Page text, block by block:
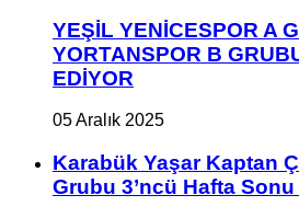
YEŞİL YENİCESPOR A
YORTANSPOR B
EDİYOR
05 Aralık 2025
Karabük Yaşar Kaptan
Grubu 3’ncü Hafta